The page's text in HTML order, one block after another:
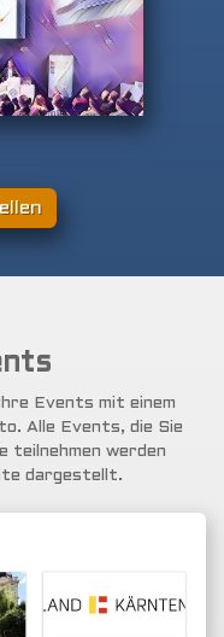
Events mit einem
Alle Events, die Sie
teilnehmen werden
dargestellt.